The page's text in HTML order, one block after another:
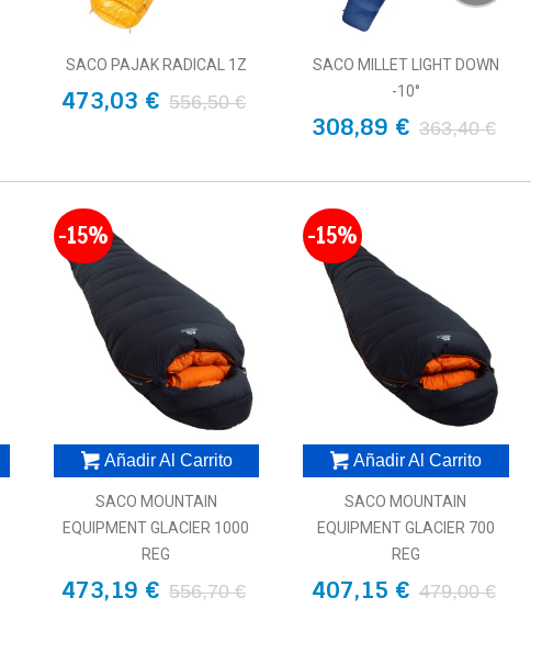
SACO PAJAK RADICAL 1Z
473,03 € 556,50 €
SACO MILLET LIGHT DOWN
-10°
308,89 € 363,40 €
-15%
Añadir Al Carrito
SACO MOUNTAIN
EQUIPMENT GLACIER 1000
REG
473,19 € 556,70 €
-15%
Añadir Al Carrito
SACO MOUNTAIN
EQUIPMENT GLACIER 700
REG
407,15 € 479,00 €